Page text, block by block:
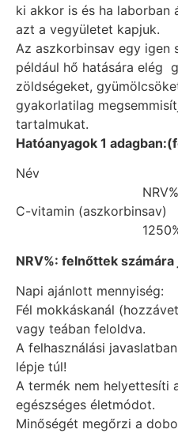
ki akkor is és ha laborban
azt a vegyületet kapjuk.
Az aszkorbinsav egy igen
például hő hatására elég
zöldségeket,
gyakorlatilag
tartalmukat.
Hatóanyagok 1
Név
NRV%
C-vitamin
NRV%: felnőttek
Napi ajánlott mennyiség:
Fél mokkáskanál
vagy teában feloldva.
A felhasználási
lépje túl!
A termék nem helyettesíti
egészséges életmódot.
Minőségét megőrzi a